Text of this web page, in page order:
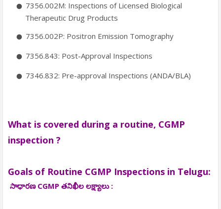
7356.002M: Inspections of Licensed Biological
Therapeutic Drug Products
7356.002P: Positron Emission Tomography
7356.843: Post-Approval Inspections
7346.832: Pre-approval Inspections (ANDA/BLA)
What is covered during a routine, CGMP
inspection ?
Goals of Routine CGMP Inspections in Telugu:
సాధారణ CGMP తనిఖీల లక్ష్యాలు :